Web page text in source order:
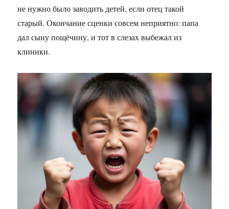
не нужно было заводить детей, если отец такой
старый. Окончание сценки совсем неприятно: папа
дал сыну пощёчину, и тот в слезах выбежал из
клиники.